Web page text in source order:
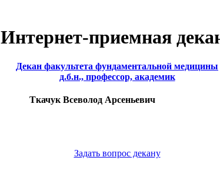
Интернет-приемная
Декан факультета фундаментальной медицины
д.б.н., профессор, академик
Ткачук Всеволод Арсеньевич
Задать вопрос декану